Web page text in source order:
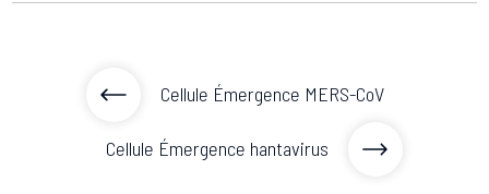
Cellule Émergence MERS-CoV
Cellule Émergence hantavirus